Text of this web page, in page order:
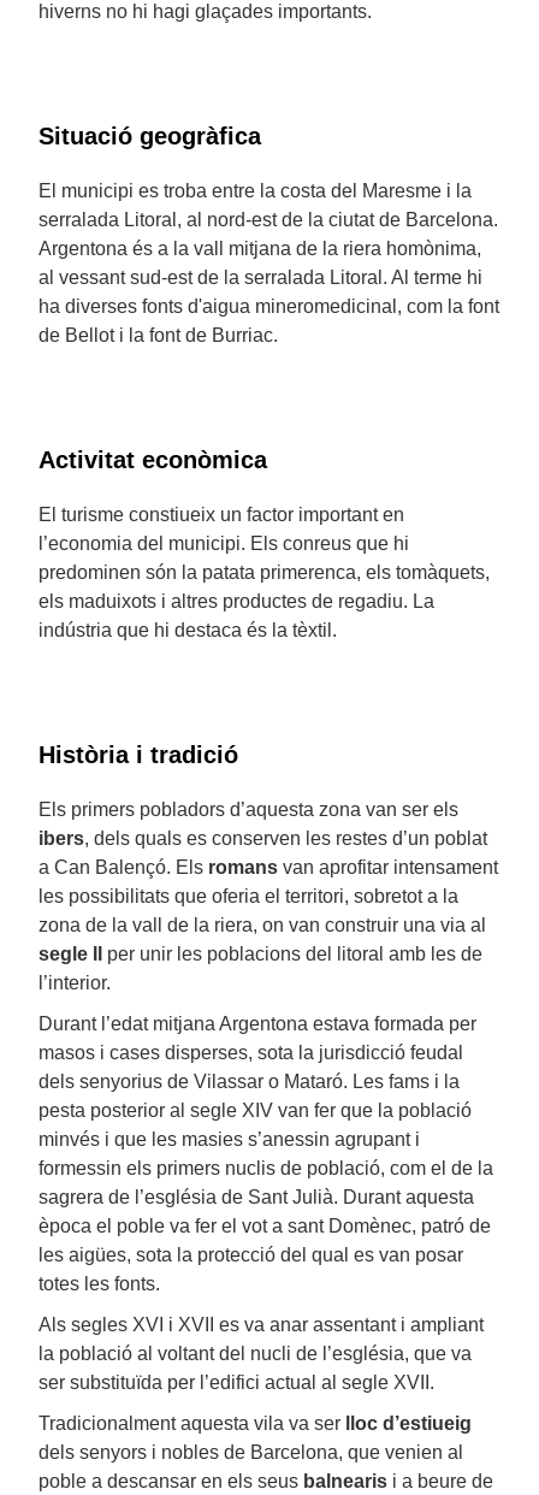
hiverns no hi hagi glaçades importants.
Situació geogràfica
El municipi es troba entre la costa del Maresme i la
serralada Litoral, al nord-est de la ciutat de Barcelona.
Argentona és a la vall mitjana de la riera homònima,
al vessant sud-est de la serralada Litoral. Al terme hi
ha diverses fonts d'aigua mineromedicinal, com la font
de Bellot i la font de Burriac.
Activitat econòmica
El turisme constiueix un factor important en
l’economia del municipi. Els conreus que hi
predominen són la patata primerenca, els tomàquets,
els maduixots i altres productes de regadiu. La
indústria que hi destaca és la tèxtil.
Història i tradició
Els primers pobladors d’aquesta zona van ser els
ibers, dels quals es conserven les restes d’un poblat
a Can Balençó. Els romans van aprofitar intensament
les possibilitats que oferia el territori, sobretot a la
zona de la vall de la riera, on van construir una via al
segle II
per unir les poblacions del litoral amb les de
l’interior.
Durant l’edat mitjana Argentona estava formada per
masos i cases disperses, sota la jurisdicció feudal
dels senyorius de Vilassar o Mataró. Les fams i la
pesta posterior al segle XIV van fer que la població
minvés i que les masies s’anessin agrupant i
formessin els primers nuclis de població, com el de la
sagrera de l’església de Sant Julià. Durant aquesta
època el poble va fer el vot a sant Domènec, patró de
les aigües, sota la protecció del qual es van posar
totes les fonts.
Als segles XVI i XVII es va anar assentant i ampliant
la població al voltant del nucli de l’església, que va
ser substituïda per l’edifici actual al segle XVII.
Tradicionalment aquesta vila va ser
lloc d’estiueig
dels senyors i nobles de Barcelona, que venien al
poble a descansar en els seus balnearis i a beure de